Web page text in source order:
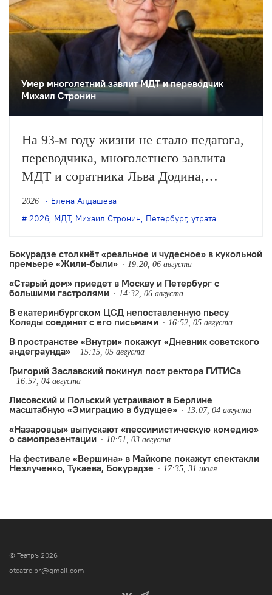
Умер многолетний завлит МДТ и переводчик
Михаил Стронин
На 93-м году жизни не стало педагога,
переводчика, многолетнего завлита
МДТ и соратника Льва Додина,
заслуженного деятеля искусств России
Михаила Стронина. О смерти
его близкие.
2026
Елена Алдашева
2026, МДТ, Михаил Стронин, Петербург, утрата
Бокурадзе столкнëт «реальное и чудесное» в кукольной
премьере «Жили-были»
19:20, 06 августа
«Старый дом» приедет в Москву и Петербург с
большими гастролями
14:32, 06 августа
В екатеринбургском ЦСД непоставленную пьесу
Коляды соединят с его письмами
16:52, 05 августа
В пространстве «Внутри» покажут «Дневник советского
андеграунда»
15:15, 05 августа
Григорий Заславский покинул пост ректора ГИТИСа
16:57, 04 августа
Лисовский и Польский устраивают в Берлине
масштабную «Эмиграцию в будущее»
13:07, 04 августа
«Назаровцы» выпускают «пессимистическую комедию»
о самопрезентации
10:51, 03 августа
На фестивале «Вершина» в Майкопе покажут спектакли
Незлученко, Тукаева, Бокурадзе
17:35, 31 июля
© Театръ 2026
oteatre.pr@gmail.com